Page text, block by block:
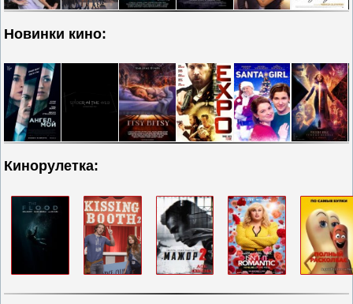
Новинки кино:
Кинорулетка: